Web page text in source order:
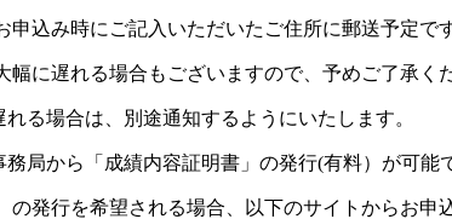
込み時にご記入いただいたご住所に郵送予定です
遅れる場合もございますので、予めご了承くだ
る場合は、別途通知するようにいたします。
局から「成績内容証明書」の発行(有料）が可能
発行を希望される場合、以下のサイトからお申